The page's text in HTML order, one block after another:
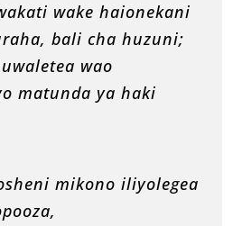
wake haionekani
bali cha huzuni;
wao
matunda ya haki
mikono iliyolegea